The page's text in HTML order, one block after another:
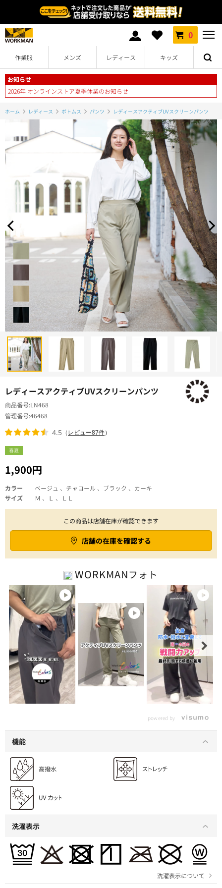
0
作業服 メンズ レディース キッズ
お知らせ
2026年 オンラインストア夏季休業のお知らせ
ホーム レディース ボトムス パンツ レディースアクティブUVスクリーンパンツ
レディースアクティブUVスクリーンパンツ
春夏
1,900円
商品番号 LN468
管理番号46468
4.5 （レビュー87件）
カラー
ベージュ 、チャコール 、ブラック 、カーキ
サイズ
Ｍ 、Ｌ 、ＬＬ
この商品は店舗在庫が確認できます
店舗の在庫を確認する
WORKMANフォト
powered by
機能
洗濯表示
洗濯表示について